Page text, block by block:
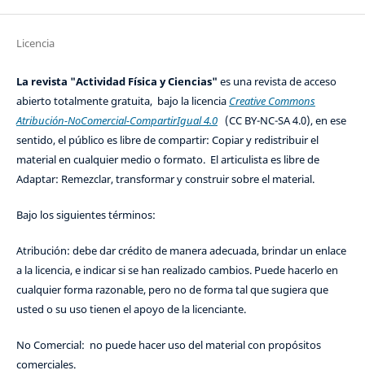
Licencia
La revista "Actividad Física y Ciencias" es una revista de acceso
abierto totalmente gratuita, bajo la licencia Creative Commons
Atribución-NoComercial-CompartirIgual 4.0(CC BY-NC-SA 4.0), en ese
sentido, el público es libre de compartir: Copiar y redistribuir el
material en cualquier medio o formato. El articulista es libre de
Adaptar: Remezclar, transformar y construir sobre el material.
Bajo los siguientes términos:
Atribución: debe dar crédito de manera adecuada, brindar un enlace
a la licencia, e indicar si se han realizado cambios. Puede hacerlo en
cualquier forma razonable, pero no de forma tal que sugiera que
usted o su uso tienen el apoyo de la licenciante.
No Comercial: no puede hacer uso del material con propósitos
comerciales.